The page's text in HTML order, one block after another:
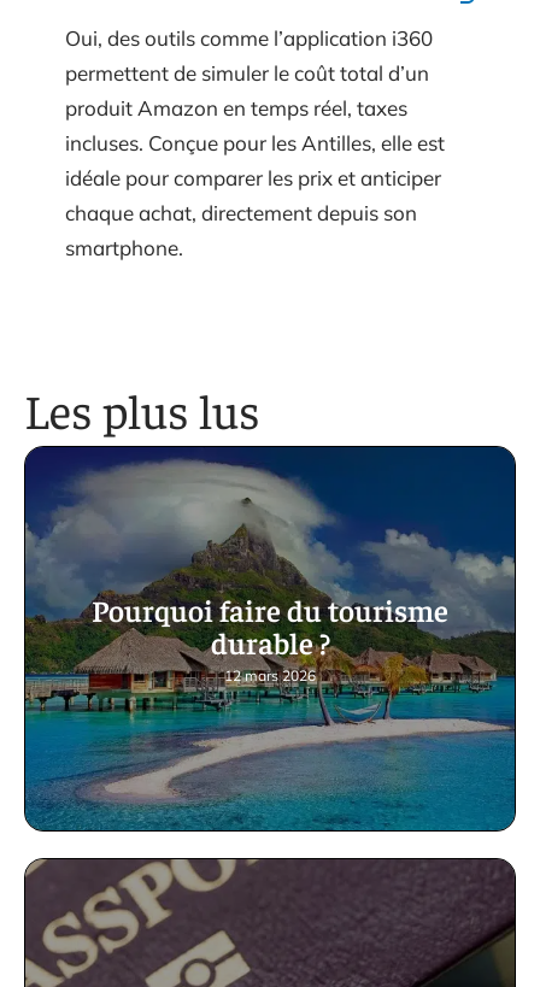
Oui, des outils comme l’application i360
permettent de simuler le coût total d’un
produit Amazon en temps réel, taxes
incluses. Conçue pour les Antilles, elle est
idéale pour comparer les prix et anticiper
chaque achat, directement depuis son
smartphone.
Les plus lus
Pourquoi faire du tourisme
durable ?
12 mars 2026